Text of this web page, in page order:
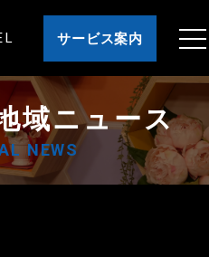
サービス案内
域ニュース
NEWS